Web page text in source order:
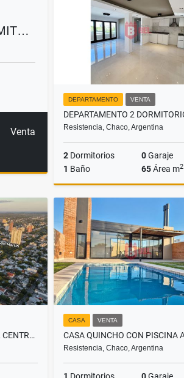
Venta
DEPARTAMENTO VENTA
Resistencia, Chaco, Argentina
2 Dormitorios 0Garaje
1 Baño 65Área m2
US$90,000
IMPACTANTE ESQUINA EN EL CENTRO DE RESISTENCIA PARA INVERSIÓN!
CASA VENTA
Resistencia, Chaco, Argentina